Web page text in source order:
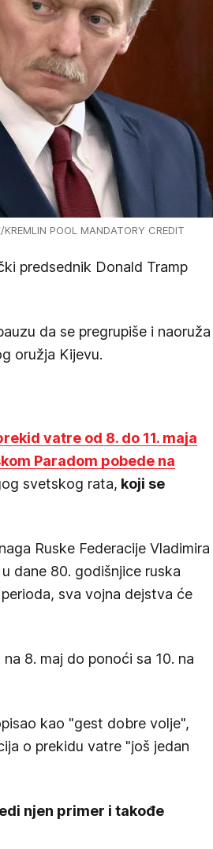
POOL MANDATORY CREDIT
predsednik Donald Tramp
da se pregrupiše i naoruža
oružja Kijevu.
vatre od 8. do 11. maja
Paradom pobede na
svetskog rata, koji se
Ruske Federacije Vladimira
dane 80. godišnjice ruska
sva vojna dejstva će
8. maj do ponoći sa 10. na
kao "gest dobre volje",
o prekidu vatre "još jedan
njen primer i takođe